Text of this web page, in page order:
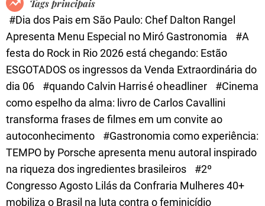
e
Tags principais
#Dia dos Pais em São Paulo: Chef Dalton Rangel
Apresenta Menu Especial no Miró Gastronomia
#A
festa do Rock in Rio 2026 está chegando: Estão
ESGOTADOS os ingressos da Venda Extraordinária do
dia 06
#quando Calvin Harris é o headliner
#Cinema
como espelho da alma: livro de Carlos Cavallini
transforma frases de filmes em um convite ao
autoconhecimento
#Gastronomia como experiência:
TEMPO by Porsche apresenta menu autoral inspirado
na riqueza dos ingredientes brasileiros
#2º
Congresso Agosto Lilás da Confraria Mulheres 40+
mobiliza o Brasil na luta contra o feminicídio